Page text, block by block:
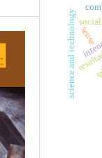
science and technology sense